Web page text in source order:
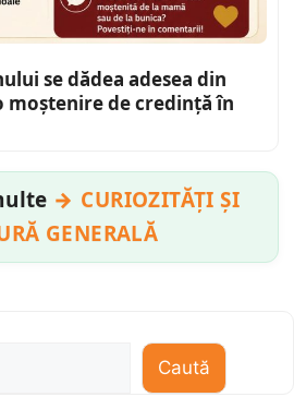
se dădea adesea din
moștenire de credință în
CURIOZITĂȚI ȘI
GENERALĂ
Caută